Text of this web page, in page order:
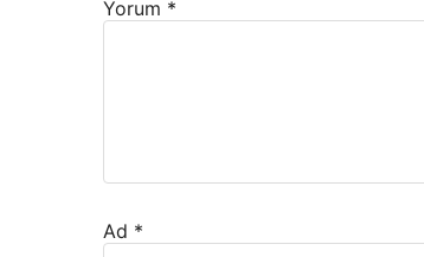
Yorum *
Ad *